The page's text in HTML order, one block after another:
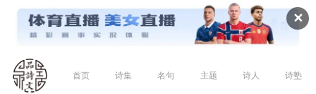
✕
首页 诗集 名句 主题 诗人 诗塾